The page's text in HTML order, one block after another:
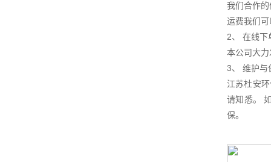
我们合作
运费我们
2、 在线下
本公司大
3、 维护与
江苏杜安
请知悉。
保。